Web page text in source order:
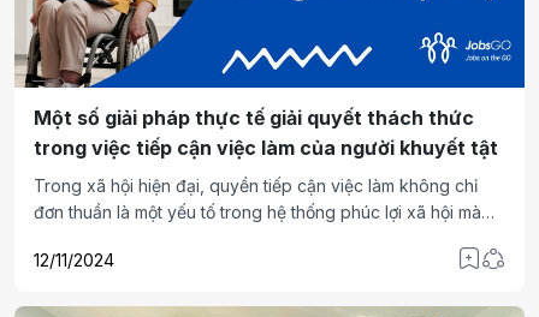
Một số giải pháp thực tế giải quyết thách thức
trong việc tiếp cận việc làm của người khuyết tật
Trong xã hội hiện đại, quyền tiếp cận việc làm không chỉ
đơn thuần là một yếu tố trong hệ thống phúc lợi xã hội mà
hội, nhất là đối với các nhóm yếu thế như người khuyết tật
12/11/2024